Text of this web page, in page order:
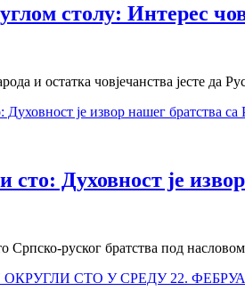
столу: Интерес
и остатка човјечанства јесте да
Духовност је
Српско-руског братства под